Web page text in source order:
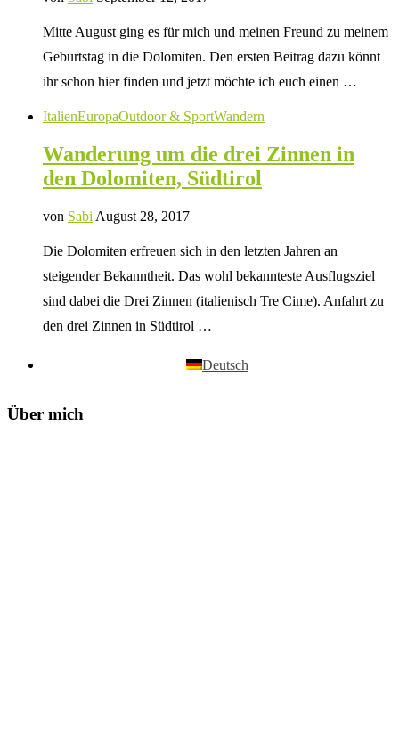
Mitte August ging es für mich und meinen Freund zu meinem
Geburtstag in die Dolomiten. Den ersten Beitrag dazu könnt
ihr schon hier finden und jetzt möchte ich euch einen …
ItalienEuropaOutdoor & SportWandern
Wanderung um die drei Zinnen in
den Dolomiten, Südtirol
von Sabi August 28, 2017
Die Dolomiten erfreuen sich in den letzten Jahren an
steigender Bekanntheit. Das wohl bekannteste Ausflugsziel
sind dabei die Drei Zinnen (italienisch Tre Cime). Anfahrt zu
den drei Zinnen in Südtirol …
Deutsch
Über mich